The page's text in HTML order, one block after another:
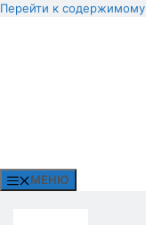
Перейти к содержимому
МЕНЮ